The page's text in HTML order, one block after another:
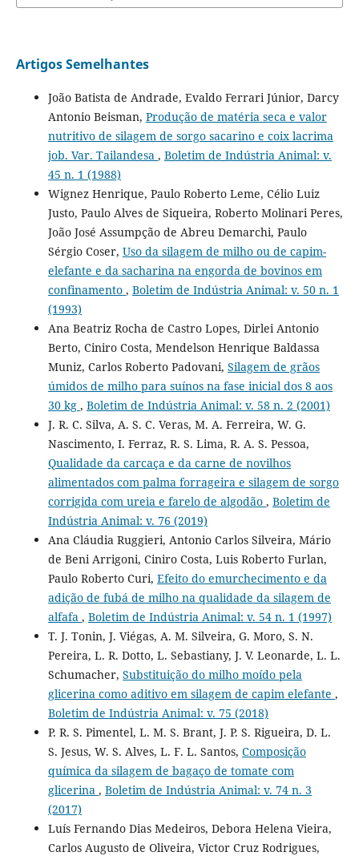
Artigos Semelhantes
João Batista de Andrade, Evaldo Ferrari Júnior, Darcy
Antonio Beisman, Produção de matéria seca e valor
nutritivo de silagem de sorgo sacarino e coix lacrima
job. Var. Tailandesa , Boletim de Indústria Animal: v.
45 n. 1 (1988)
Wignez Henrique, Paulo Roberto Leme, Célio Luiz
Justo, Paulo Alves de Siqueira, Roberto Molinari Peres,
João José Assumpção de Abreu Demarchi, Paulo
Sérgio Coser, Uso da silagem de milho ou de capim-
elefante e da sacharina na engorda de bovinos em
confinamento , Boletim de Indústria Animal: v. 50 n. 1
(1993)
Ana Beatriz Rocha de Castro Lopes, Dirlei Antonio
Berto, Ciniro Costa, Mendelson Henrique Baldassa
Muniz, Carlos Roberto Padovani, Silagem de grãos
úmidos de milho para suínos na fase inicial dos 8 aos
30 kg , Boletim de Indústria Animal: v. 58 n. 2 (2001)
J. R. C. Silva, A. S. C. Veras, M. A. Ferreira, W. G.
Nascimento, I. Ferraz, R. S. Lima, R. A. S. Pessoa,
Qualidade da carcaça e da carne de novilhos
alimentados com palma forrageira e silagem de sorgo
corrigida com ureia e farelo de algodão , Boletim de
Indústria Animal: v. 76 (2019)
Ana Cláudia Ruggieri, Antonio Carlos Silveira, Mário
de Beni Arrigoni, Ciniro Costa, Luis Roberto Furlan,
Paulo Roberto Curi, Efeito do emurchecimento e da
adição de fubá de milho na qualidade da silagem de
alfafa , Boletim de Indústria Animal: v. 54 n. 1 (1997)
T. J. Tonin, J. Viégas, A. M. Silveira, G. Moro, S. N.
Pereira, L. R. Dotto, L. Sebastiany, J. V. Leonarde, L. L.
Schumacher, Substituição do milho moído pela
glicerina como aditivo em silagem de capim elefante ,
Boletim de Indústria Animal: v. 75 (2018)
P. R. S. Pimentel, L. M. S. Brant, J. P. S. Rigueira, D. L.
S. Jesus, W. S. Alves, L. F. L. Santos, Composição
química da silagem de bagaço de tomate com
glicerina , Boletim de Indústria Animal: v. 74 n. 3
(2017)
Luís Fernando Dias Medeiros, Debora Helena Vieira,
Carlos Augusto de Oliveira, Victor Cruz Rodrigues,